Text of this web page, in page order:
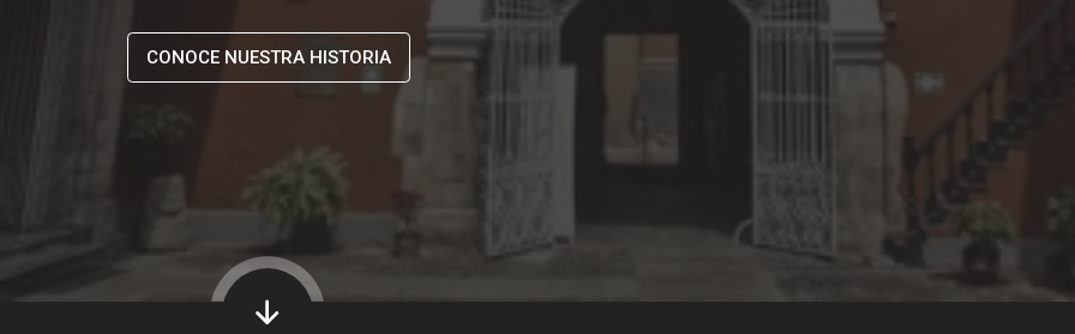
CONOCE NUESTRA HISTORIA